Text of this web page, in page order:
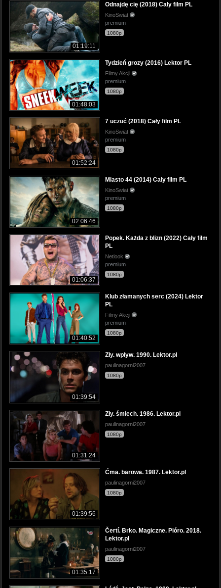
01:19:11
Odnajdę cię (2018) Cały film PL
KinoSwiat
premium
1080p
01:48:03
Tydzień grozy (2016) Lektor PL
Filmy Akcji
premium
1080p
01:52:24
7 uczuć (2018) Cały film PL
KinoSwiat
premium
1080p
02:06:46
Miasto 44 (2014) Cały film PL
KinoSwiat
premium
1080p
01:06:37
Popek. Każda z blizn (2022) Cały film
PL
Netlook
premium
1080p
01:40:52
Klub złamanych serc (2024) Lektor
PL
Filmy Akcji
premium
1080p
01:39:54
Zły. wpływ. 1990. Lektor.pl
paulinagorni2007
1080p
01:31:24
Zły. śmiech. 1986. Lektor.pl
paulinagorni2007
1080p
01:39:56
Ćma. barowa. 1987. Lektor.pl
paulinagorni2007
1080p
01:35:17
Čertí. Brko. Magiczne. Pióro. 2018.
Lektor.pl
paulinagorni2007
1080p